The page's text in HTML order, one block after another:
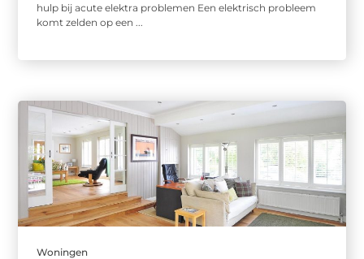
hulp bij acute elektra problemen Een elektrisch probleem
komt zelden op een ...
Woningen